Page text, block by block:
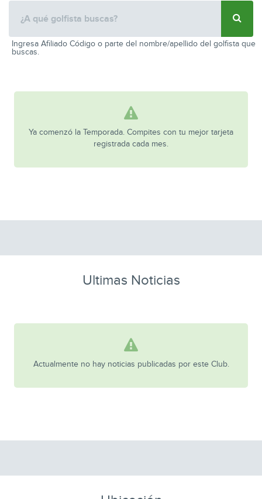
Ingresa Afiliado Código o parte del nombre/apellido del golfista que
buscas.
Ya comenzó la Temporada. Compites con tu mejor tarjeta
registrada cada mes.
Ultimas Noticias
Actualmente no hay noticias publicadas por este Club.